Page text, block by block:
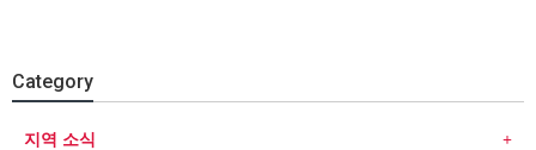
Category
지역 소식